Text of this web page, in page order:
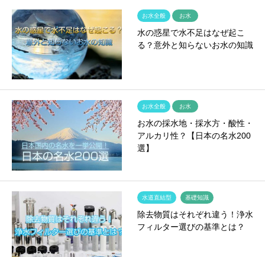
お水全般 お水
水の惑星で水不足はなぜ起こ
る？意外と知らないお水の知識
お水全般 お水
お水の採水地・採水方・酸性・
アルカリ性？【日本の名水200
選】
水道直結型 基礎知識
除去物質はそれぞれ違う！浄水
フィルター選びの基準とは？